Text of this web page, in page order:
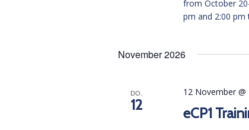
from October
pm and 2:00
November 2026
DO.
12 eCP1
12 November @